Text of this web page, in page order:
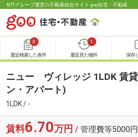
NTTグループ運営の不動産総合サイト goo住宅・不動産
0
最近検索した条件
1
最近見た物件 保存
ニュー ヴィレッジ 1LDK 賃
ン・アパート)
1LDK / -
賃料6.70万円 / 管理費等5000円